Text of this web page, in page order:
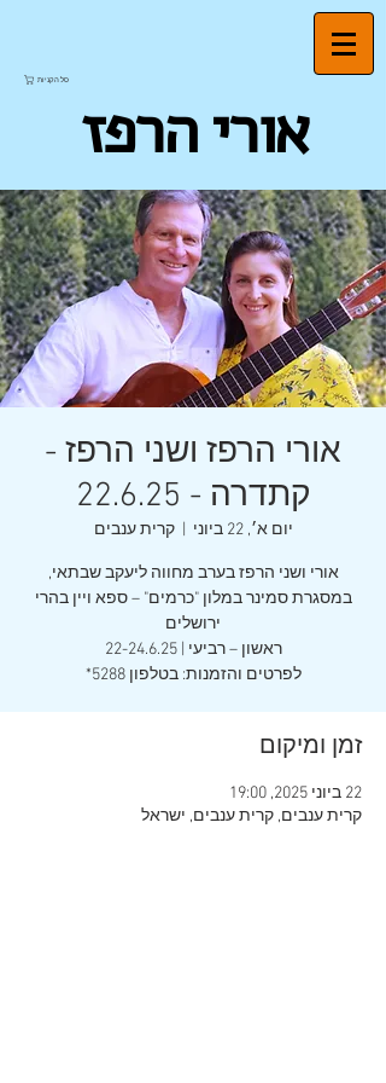
סל הקניות
אורי הרפז
אורי הרפז ושני הרפז -
קתדרה - 22.6.25
יום א׳, 22 ביוני
  |
קרית ענבים
אורי ושני הרפז בערב מחווה ליעקב שבתאי,
במסגרת סמינר במלון "כרמים" – ספא ויין בהרי
לפרטים והזמנות: בטלפון 5288*
זמן ומיקום
22 ביוני 2025, 19:00
קרית ענבים, קרית ענבים, ישראל